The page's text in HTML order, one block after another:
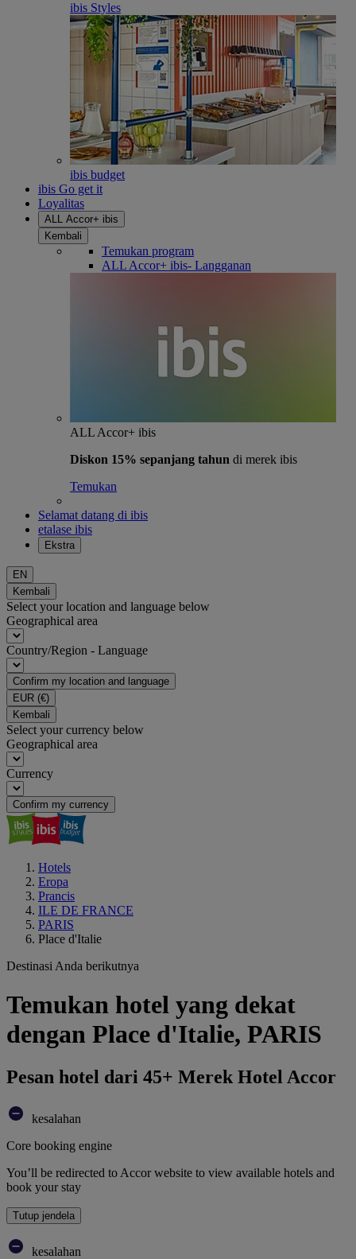
ibis Styles
ibis budget
ibis Go get it
Loyalitas
ALL Accor+ ibis
Kembali
Temukan program
ALL Accor+ ibis- Langganan
ALL Accor+ ibis
Diskon 15% sepanjang tahun di merek ibis
Temukan
Selamat datang di ibis
etalase ibis
Ekstra
EN
Kembali
Select your location and language below
Geographical area
Country/Region - Language
Confirm my location and language
EUR (€)
Kembali
Select your currency below
Geographical area
Currency
Confirm my currency
Hotels
Eropa
Prancis
ILE DE FRANCE
PARIS
Place d'Italie
Destinasi Anda berikutnya
Temukan hotel yang dekat
dengan Place d'Italie, PARIS
Pesan hotel dari 45+ Merek Hotel Accor
kesalahan
Core booking engine
You’ll be redirected to Accor website to view available hotels and
book your stay
Tutup jendela
kesalahan